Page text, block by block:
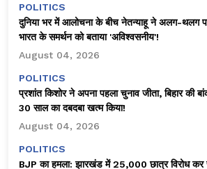
POLITICS
दुनिया भर में आलोचना के बीच नेतन्याहू ने अलग-थलग
भारत के समर्थन को बताया 'अविश्वसनीय'!
August 04, 2026
POLITICS
प्रशांत किशोर ने अपना पहला चुनाव जीता, बिहार की
30 साल का दबदबा खत्म किया!
August 04, 2026
POLITICS
BJP का हमला: झारखंड में 25,000 छात्र विरोध